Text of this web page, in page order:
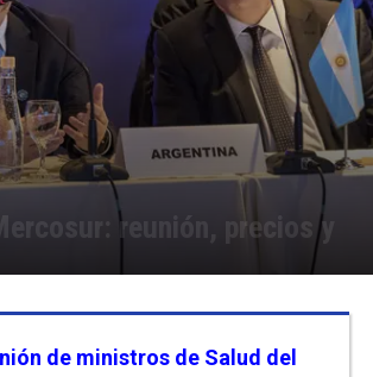
reunión, precios y
de ministros de Salud del